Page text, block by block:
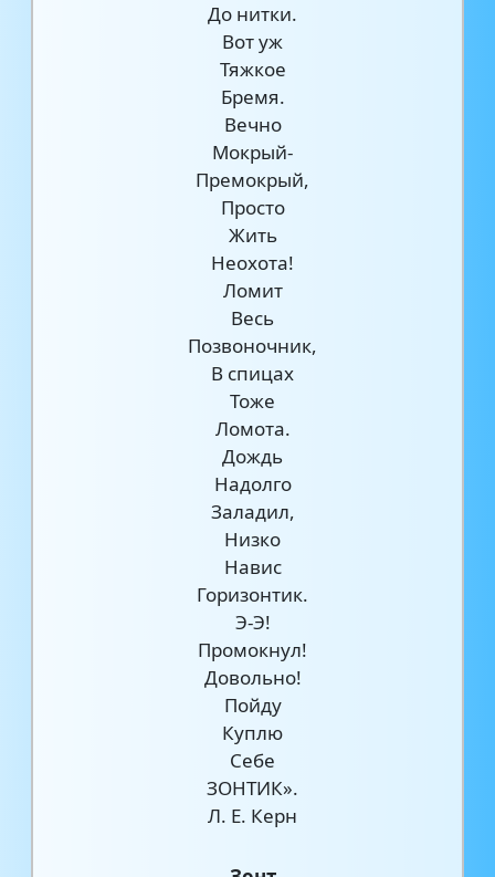
До нитки.
Вот уж
Тяжкое
Бремя.
Вечно
Мокрый-
Премокрый,
Просто
Жить
Неохота!
Ломит
Весь
Позвоночник,
В спицах
Тоже
Ломота.
Дождь
Надолго
Заладил,
Низко
Навис
Горизонтик.
Э-Э!
Промокнул!
Довольно!
Пойду
Куплю
Себе
ЗОНТИК».
Л. Е. Керн